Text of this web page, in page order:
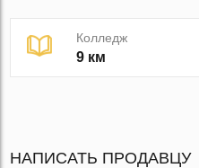
Колледж
9 км
НАПИСАТЬ ПРОДАВЦУ